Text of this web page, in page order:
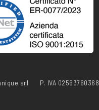
srl P. IVA 02563760368